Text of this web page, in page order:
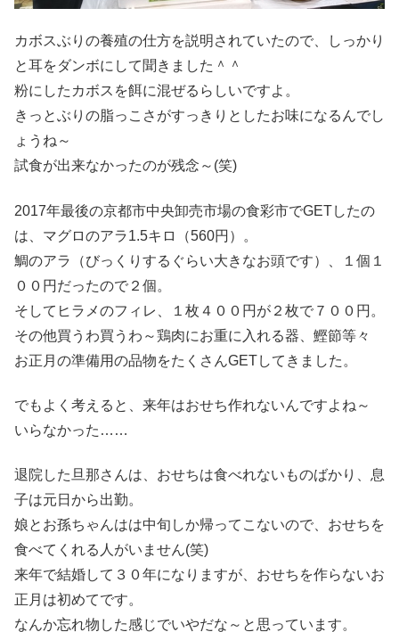
カボスぶりの養殖の仕方を説明されていたので、しっかり
と耳をダンボにして聞きました＾＾
粉にしたカボスを餌に混ぜるらしいですよ。
きっとぶりの脂っこさがすっきりとしたお味になるんでし
ょうね～
試食が出来なかったのが残念～(笑)
2017年最後の京都市中央卸売市場の食彩市でGETしたの
は、マグロのアラ1.5キロ（560円）。
鯛のアラ（びっくりするぐらい大きなお頭です）、１個１
００円だったので２個。
そしてヒラメのフィレ、１枚４００円が２枚で７００円。
その他買うわ買うわ～鶏肉にお重に入れる器、鰹節等々
お正月の準備用の品物をたくさんGETしてきました。
でもよく考えると、来年はおせち作れないんですよね～
いらなかった……
退院した旦那さんは、おせちは食べれないものばかり、息
子は元日から出勤。
娘とお孫ちゃんはは中旬しか帰ってこないので、おせちを
食べてくれる人がいません(笑)
来年で結婚して３０年になりますが、おせちを作らないお
正月は初めてです。
なんか忘れ物した感じでいやだな～と思っています。